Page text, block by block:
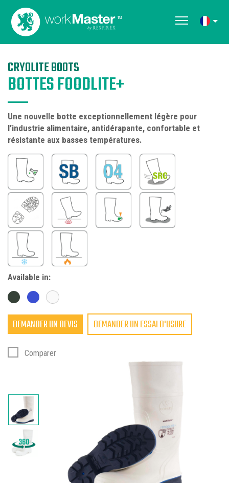
CRYOLITE BOOTS
BOTTES FOODLITE+
Une nouvelle botte exceptionnellement légère pour
l’industrie alimentaire, antidérapante, confortable et
résistante aux basses températures.
Available in:
DEMANDER UN DEVIS DEMANDER UN ESSAI D'USURE
Comparer